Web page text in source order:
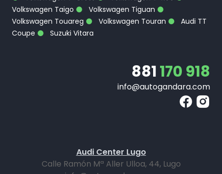
Volkswagen Taigo
Volkswagen Tiguan
Volkswagen Touareg
Volkswagen Touran
Audi TT
Coupe
Suzuki Vitara
881170 918
info@autogandara.com
Audi Center Lugo
Calle Ramón Mª Aller Ulloa, 44, Lugo